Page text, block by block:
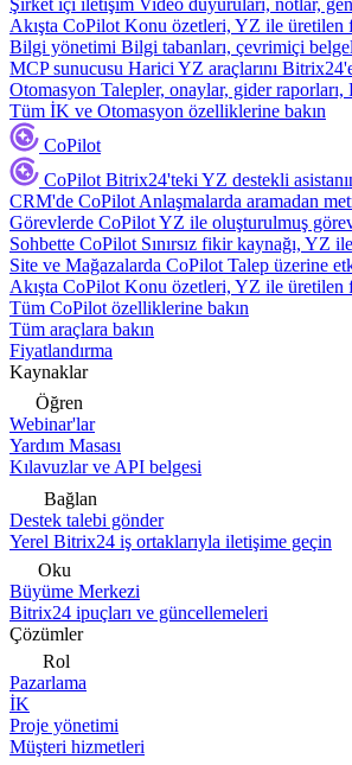
Şirket içi iletişim Video duyuruları, notlar,
Akışta CoPilot Konu özetleri, YZ ile üretilen
Bilgi yönetimi Bilgi tabanları, çevrimiçi
MCP sunucusu Harici YZ araçlarını
Otomasyon Talepler, onaylar, gider raporları,
Tüm İK ve Otomasyon özelliklerine bakın
CoPilot
CoPilot Bitrix24'teki YZ destekli
CRM'de CoPilot Anlaşmalarda aramadan
Görevlerde CoPilotYZ ile oluşturulmuş
Sohbette CoPilot Sınırsız fikir kaynağı, YZ
Site ve Mağazalarda CoPilot Talep üzerine
Akışta CoPilot Konu özetleri, YZ ile üretilen
Tüm CoPilot özelliklerine bakın
Tüm araçlara bakın
Fiyatlandırma
Kaynaklar
Öğren
Webinar'lar
Yardım Masası
Kılavuzlar ve API belgesi
Bağlan
Destek talebi gönder
Yerel Bitrix24 iş ortaklarıyla iletişime geçin
Oku
Büyüme Merkezi
Bitrix24 ipuçları ve güncellemeleri
Çözümler
Rol
Pazarlama
İK
Proje yönetimi
Müşteri hizmetleri